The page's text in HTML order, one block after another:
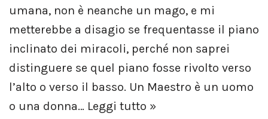
umana, non è neanche un mago, e mi
metterebbe a disagio se frequentasse il piano
inclinato dei miracoli, perché non saprei
distinguere se quel piano fosse rivolto verso
l’alto o verso il basso. Un Maestro è un uomo
o una donna… Leggi tutto »